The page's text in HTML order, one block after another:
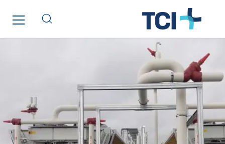
Kellal Maintenance
L’entreprise Electrique
Lesot
Lucitea Atlantique
Maksmacht